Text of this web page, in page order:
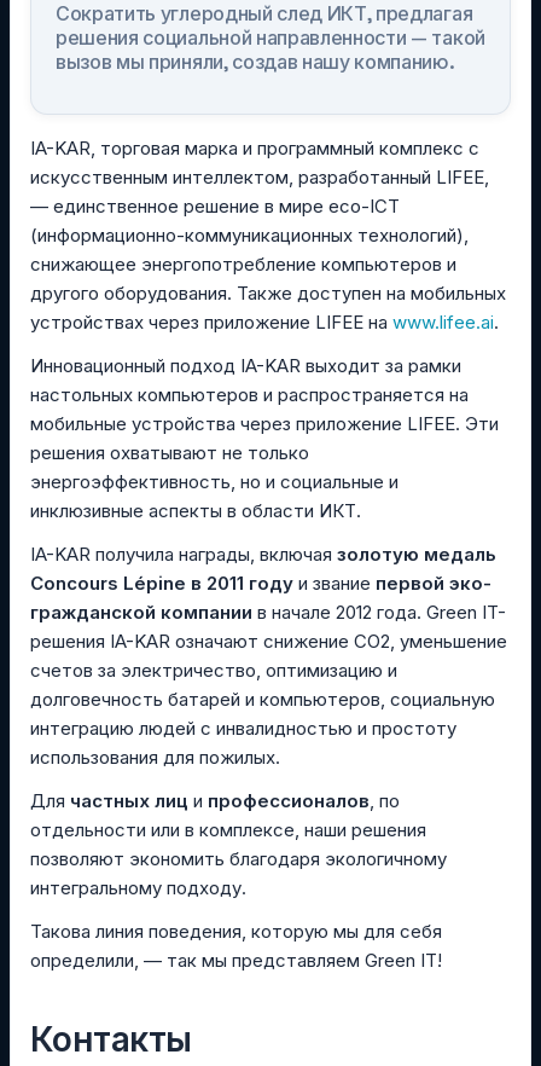
Сократить углеродный след ИКТ, предлагая
решения социальной направленности — такой
вызов мы приняли, создав нашу компанию.
IA-KAR, торговая марка и программный комплекс с
искусственным интеллектом, разработанный LIFEE,
— единственное решение в мире eco-ICT
(информационно-коммуникационных технологий),
снижающее энергопотребление компьютеров и
другого оборудования. Также доступен на мобильных
устройствах через приложение LIFEE на www.lifee.ai.
Инновационный подход IA-KAR выходит за рамки
настольных компьютеров и распространяется на
мобильные устройства через приложение LIFEE. Эти
решения охватывают не только
энергоэффективность, но и социальные и
инклюзивные аспекты в области ИКТ.
IA-KAR получила награды, включая золотую медаль
Concours Lépine в 2011 году и звание первой эко-
гражданской компании в начале 2012 года. Green IT-
решения IA-KAR означают снижение CO2, уменьшение
счетов за электричество, оптимизацию и
долговечность батарей и компьютеров, социальную
интеграцию людей с инвалидностью и простоту
использования для пожилых.
Для частных лиц и профессионалов, по
отдельности или в комплексе, наши решения
позволяют экономить благодаря экологичному
интегральному подходу.
Такова линия поведения, которую мы для себя
определили, — так мы представляем Green IT!
Контакты